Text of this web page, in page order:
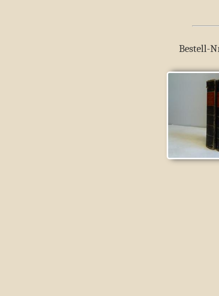
Bestell-